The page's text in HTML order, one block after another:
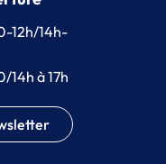
12h/14h-
14h à 17h